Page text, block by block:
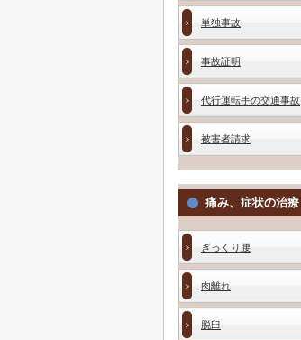
単独事故
事故証明
代行運転手の交通事故
被害者請求
痛み、症状の治療
ぎっくり腰
肉離れ
脱臼